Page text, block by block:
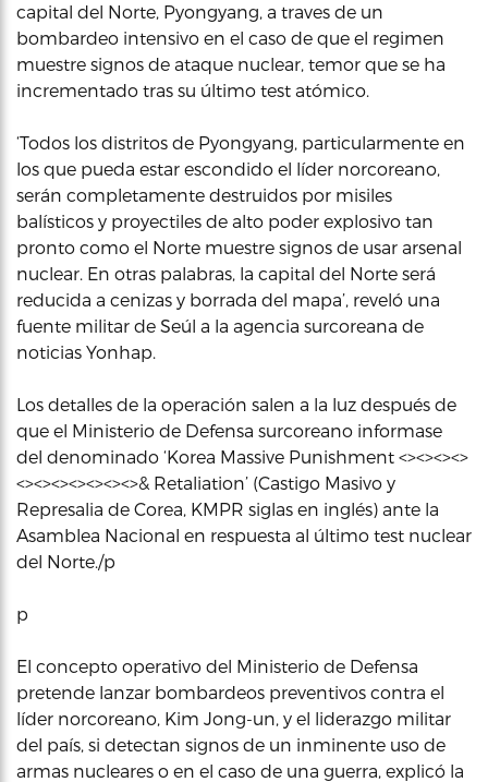
capital del Norte, Pyongyang, a traves de un
bombardeo intensivo en el caso de que el regimen
muestre signos de ataque nuclear, temor que se ha
incrementado tras su último test atómico.
‘Todos los distritos de Pyongyang, particularmente en
los que pueda estar escondido el líder norcoreano,
serán completamente destruidos por misiles
balísticos y proyectiles de alto poder explosivo tan
pronto como el Norte muestre signos de usar arsenal
nuclear. En otras palabras, la capital del Norte será
reducida a cenizas y borrada del mapa’, reveló una
fuente militar de Seúl a la agencia surcoreana de
noticias Yonhap.
Los detalles de la operación salen a la luz después de
que el Ministerio de Defensa surcoreano informase
del denominado ‘Korea Massive Punishment <><><><>
<><><><><><><>& Retaliation’ (Castigo Masivo y
Represalia de Corea, KMPR siglas en inglés) ante la
Asamblea Nacional en respuesta al último test nuclear
del Norte./p
p
El concepto operativo del Ministerio de Defensa
pretende lanzar bombardeos preventivos contra el
líder norcoreano, Kim Jong-un, y el liderazgo militar
del país, si detectan signos de un inminente uso de
armas nucleares o en el caso de una guerra, explicó la